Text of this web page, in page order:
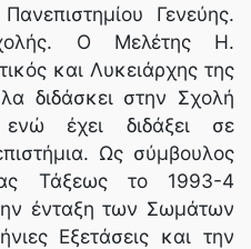
Γενεύης.
Ο Μελέτης Η.
και Λυκειάρχης της
διδάσκει στην Σχολή
ενώ έχει διδάξει σε
Ως σύμβουλος
Τάξεως το 1993-4
ένταξη των Σωμάτων
Εξετάσεις και την